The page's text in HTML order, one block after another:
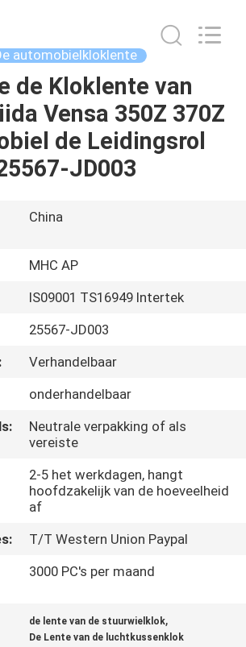
automobielkloklente
de Kloklente van
Vensa 350Z 370Z
de Leidingsrol
JD003
China
MHC AP
IS09001 TS16949 Intertek
25567-JD003
Verhandelbaar
onderhandelbaar
Neutrale verpakking of als
vereiste
2-5 het werkdagen, hangt
hoofdzakelijk van de hoeveelheid
af
T/T Western Union Paypal
3000 PC's per maand
de lente van de stuurwielklok,
De Lente van de luchtkussenklok